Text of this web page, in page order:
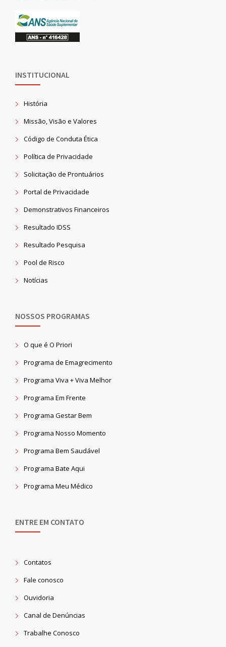
INSTITUCIONAL
História
Missão, Visão e Valores
Código de Conduta Ética
Política de Privacidade
Solicitação de Prontuários
Portal de Privacidade
Demonstrativos Financeiros
Resultado IDSS
Resultado Pesquisa
Pool de Risco
Notícias
NOSSOS PROGRAMAS
O que é O Priori
Programa de Emagrecimento
Programa Viva + Viva Melhor
Programa Em Frente
Programa Gestar Bem
Programa Nosso Momento
Programa Bem Saudável
Programa Bate Aqui
Programa Meu Médico
ENTRE EM CONTATO
Contatos
Fale conosco
Ouvidoria
Canal de Denúncias
Trabalhe Conosco